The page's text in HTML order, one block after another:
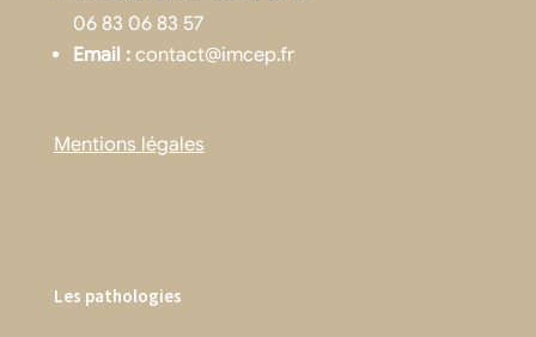
06 83 06 83 57
Email :contact@imcep.fr
Mentions légales
Les pathologies